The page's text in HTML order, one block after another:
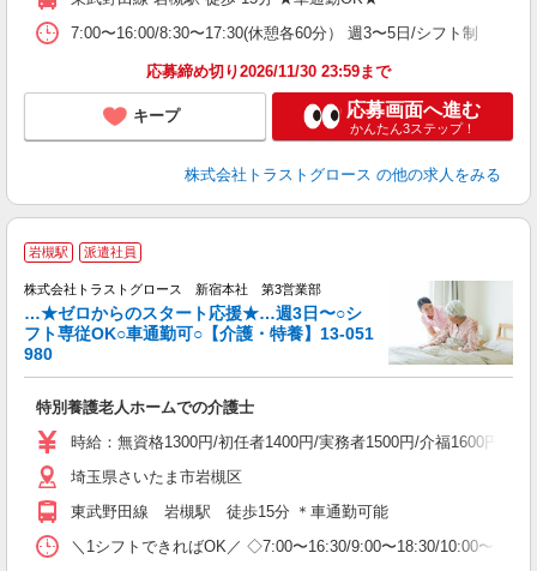
7:00〜16:00/8:30〜17:30(休憩各60分） 週3〜5日/シフト制
応募締め切り2026/11/30 23:59まで
キープ 応募画面へ進む
かんたん3ステップ！
株式会社トラストグロース の他の求人をみる
岩槻駅 派遣社員
株式会社トラストグロース 新宿本社 第3営業部
…★ゼロからのスタート応援★…週3日〜○シ
フト専従OK○車通勤可○【介護・特養】13-051
980
特別養護老人ホームでの介護士
時給：無資格1300円/初任者1400円/実務者1500円/介福1600円
埼玉県さいたま市岩槻区
東武野田線 岩槻駅 徒歩15分 ＊車通勤可能
＼1シフトできればOK／ ◇7:00〜16:30/9:00〜18:30/10:00〜